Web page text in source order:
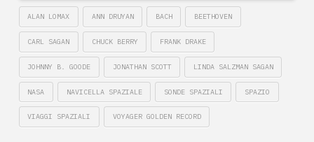
ALAN LOMAX ANN DRUYAN BACH BEETHOVEN
CARL SAGAN CHUCK BERRY FRANK DRAKE
JOHNNY B. GOODE JONATHAN SCOTT LINDA SALZMAN SAGAN
NASA NAVICELLA SPAZIALE SONDE SPAZIALI SPAZIO
VIAGGI SPAZIALI VOYAGER GOLDEN RECORD